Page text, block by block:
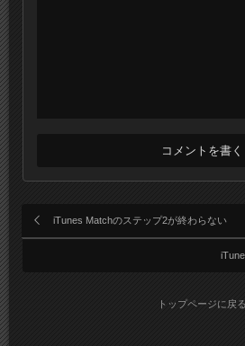
iTunes Matchのステップ2が終わらない
トップページに戻る